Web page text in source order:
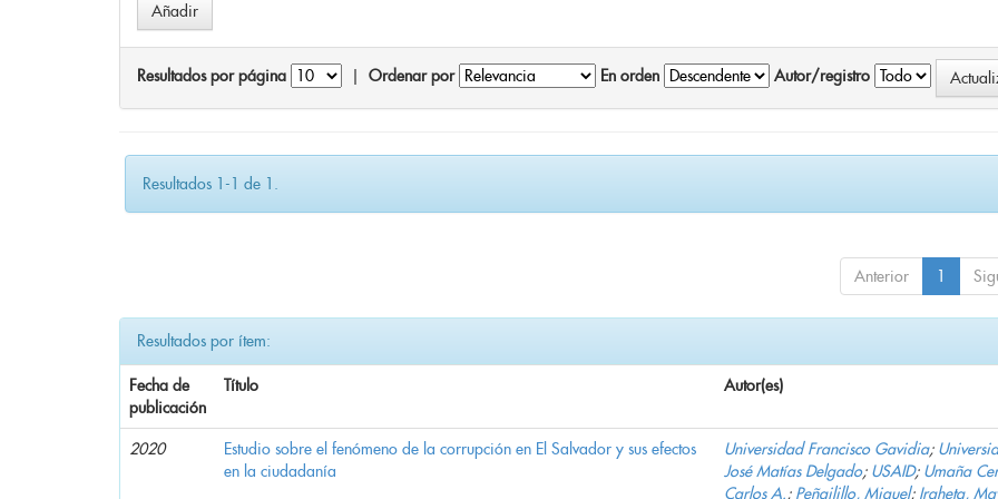
Resultados por página Ordenar por En orden Autor/registro
Resultados 1-1 de 1.
Anterior 1
Resultados por ítem:
Fecha de
publicación
Título Autor(es)
2020
Estudio sobre el fenómeno de la corrupción en El Salvador y sus efectos
en la ciudadanía
Universidad Francisco Gavidia;
José Matías Delgado; USAID; Umaña
Carlos A.; Peñailillo, Miguel; Iraheta,